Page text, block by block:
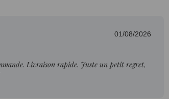
01/08/2026
Livraison rapide. Juste un petit regret,